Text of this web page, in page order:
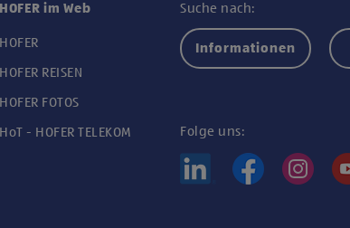
HOFER im Web
HOFER
HOFER REISEN
HOFER FOTOS
HoT - HOFER TELEKOM
Suche nach:
Informationen
Folge uns: